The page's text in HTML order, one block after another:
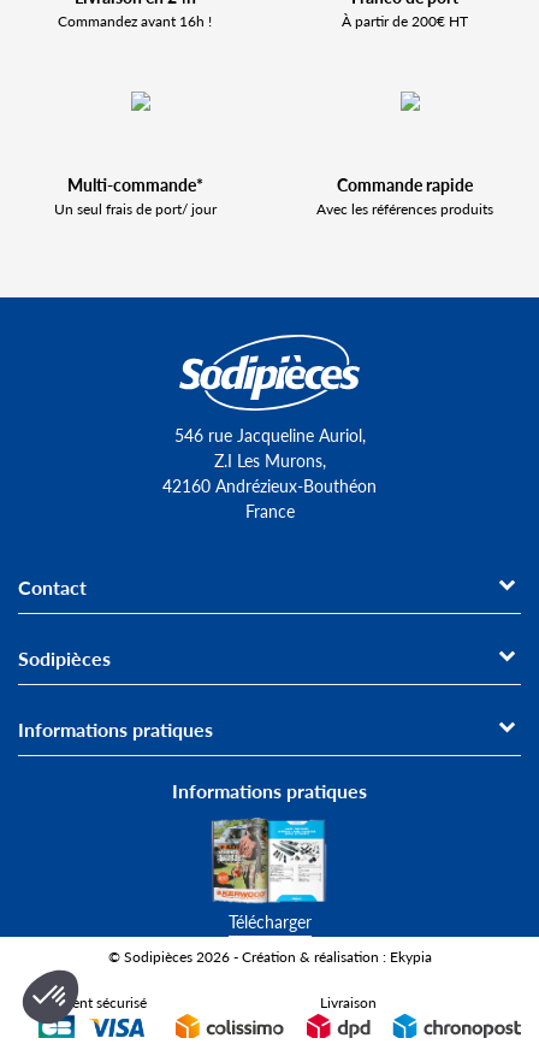
Commandez avant 16h ! À partir de 200€ HT
Multi-commande*
Un seul frais de port/ jour
Commande rapide
Avec les références produits
546 rue Jacqueline Auriol,
Z.I Les Murons,
42160 Andrézieux-Bouthéon
France
Contact
Sodipièces
Informations pratiques
Informations pratiques
Télécharger
© Sodipièces 2026 - Création & réalisation : Ekypia
Paiement sécurisé Livraison